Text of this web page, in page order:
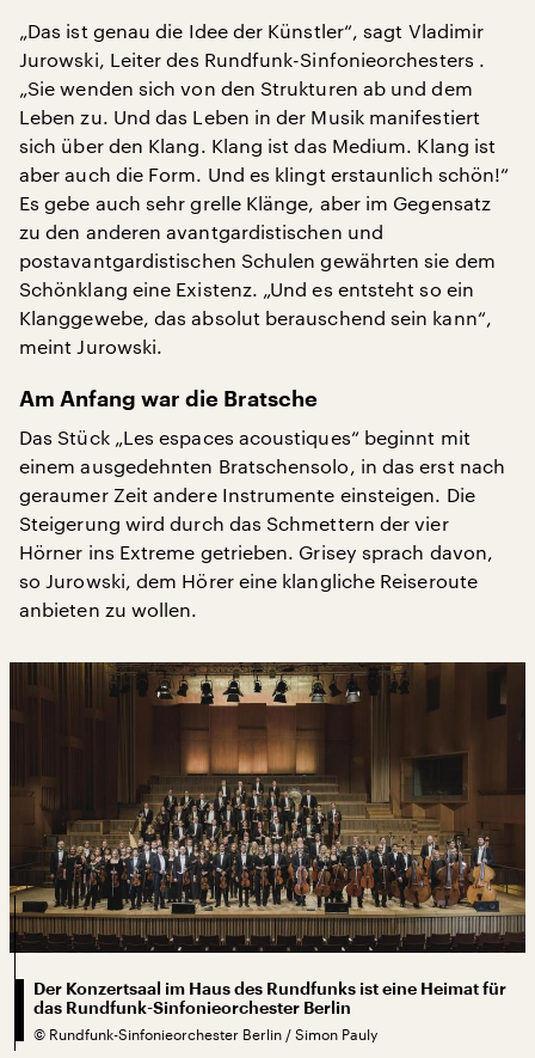
„Das ist genau die Idee der Künstler“, sagt Vladimir
Jurowski, Leiter des Rundfunk-Sinfonieorchesters .
„Sie wenden sich von den Strukturen ab und dem
Leben zu. Und das Leben in der Musik manifestiert
sich über den Klang. Klang ist das Medium. Klang ist
aber auch die Form. Und es klingt erstaunlich schön!“
Es gebe auch sehr grelle Klänge, aber im Gegensatz
zu den anderen avantgardistischen und
postavantgardistischen Schulen gewährten sie dem
Schönklang eine Existenz. „Und es entsteht so ein
Klanggewebe, das absolut berauschend sein kann“,
meint Jurowski.
Am Anfang war die Bratsche
Das Stück „Les espaces acoustiques“ beginnt mit
einem ausgedehnten Bratschensolo, in das erst nach
geraumer Zeit andere Instrumente einsteigen. Die
Steigerung wird durch das Schmettern der vier
Hörner ins Extreme getrieben. Grisey sprach davon,
so Jurowski, dem Hörer eine klangliche Reiseroute
anbieten zu wollen.
Der Konzertsaal im Haus des Rundfunks ist eine Heimat für
das Rundfunk-Sinfonieorchester Berlin
© Rundfunk-Sinfonieorchester Berlin / Simon Pauly